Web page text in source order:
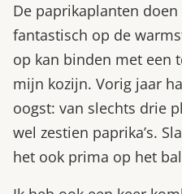
De paprikaplanten
fantastisch op de
op kan binden met een
mijn kozijn. Vorig jaar
oogst: van slechts drie
wel zestien paprika’s.
het ook prima op het